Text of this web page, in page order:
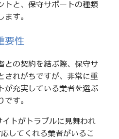
トと、保守サポートの種類
ます。
要性
との契約を結ぶ際、保守サ
されがちですが、非常に重
が充実している業者を選ぶ
です。
トがトラブルに見舞われ
してくれる業者がいるこ